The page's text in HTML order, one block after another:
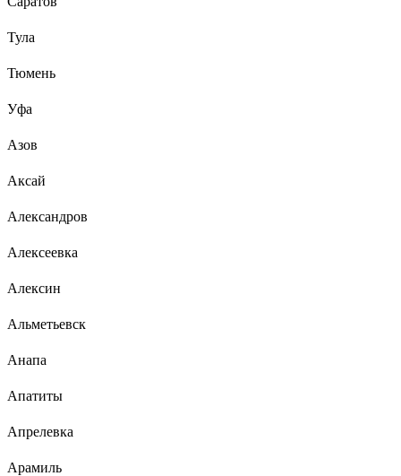
Тула
Тюмень
Уфа
Азов
Аксай
Александров
Алексеевка
Алексин
Альметьевск
Анапа
Апатиты
Апрелевка
Арамиль